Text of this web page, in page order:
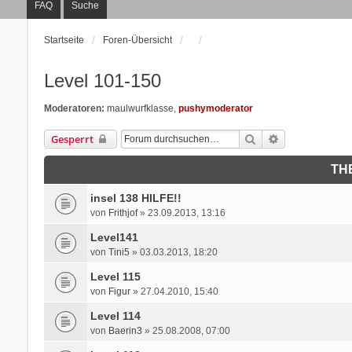
FAQ Suche
Startseite Foren-Übersicht
Level 101-150
Moderatoren: maulwurfklasse pushymoderator
Gesperrt Suche
insel 138 HILFE!!
von Frithjof» 23.09.2013, 13:16
Level141
von Tini5 » 03.03.2013, 18:20
Level 115
von Figur» 27.04.2010, 15:40
Level 114
von Baerin3 » 25.08.2008, 07:00